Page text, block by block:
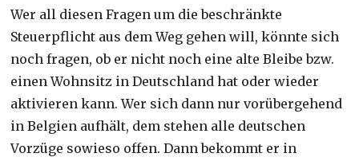
Wer all diesen Fragen um die beschränkte
Steuerpflicht aus dem Weg gehen will, könnte sich
noch fragen, ob er nicht noch eine alte Bleibe bzw.
einen Wohnsitz in Deutschland hat oder wieder
aktivieren kann. Wer sich dann nur vorübergehend
in Belgien aufhält, dem stehen alle deutschen
Vorzüge sowieso offen. Dann bekommt er in